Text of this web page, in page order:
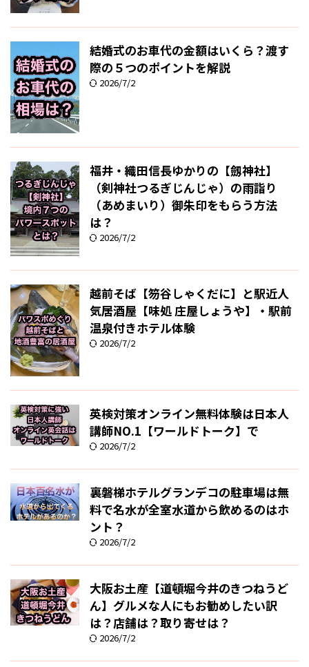
結婚式のお車代の金額はいくら？渡す
際の５つのポイントを解説
2026/7/2
福井・織田信長ゆかりの【劔神社】
（剣神社つるぎじんじゃ）の雨詣り
（あめまいり）御朱印をもらう方法
は？
2026/7/2
越前そば【笏谷しゃくだに】と駅近人
気居酒屋【味処 庄屋しょうや】・駅前
温泉付きホテル体験
2026/7/2
英検対策オンライン無料体験は日本人
講師NO.1【ワールドトーク】で
2026/7/2
裏磐梯ホテルグランデコの駐車場は無
料で名水が全室水道から飲めるのはホ
ント？
2026/7/2
大阪お土産【道頓堀今井のきつねうど
ん】グルメな人にもお勧めしたい訳
は？店舗は？取り寄せは？
2026/7/2